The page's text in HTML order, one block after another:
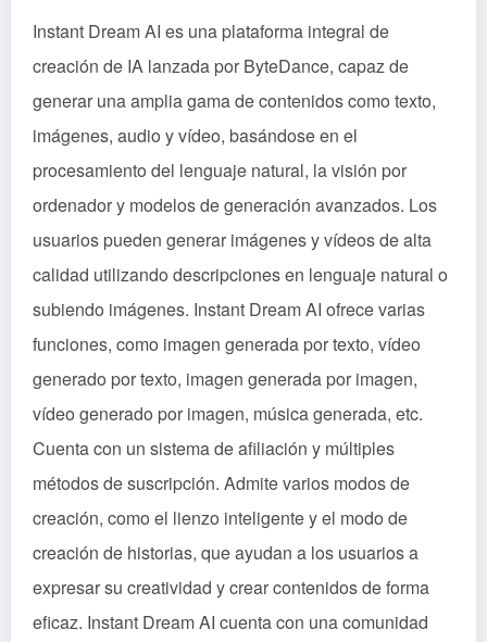
Instant Dream AI es una plataforma integral de
creación de IA lanzada por ByteDance, capaz de
generar una amplia gama de contenidos como texto,
imágenes, audio y vídeo, basándose en el
procesamiento del lenguaje natural, la visión por
ordenador y modelos de generación avanzados. Los
usuarios pueden generar imágenes y vídeos de alta
calidad utilizando descripciones en lenguaje natural o
subiendo imágenes. Instant Dream AI ofrece varias
funciones, como imagen generada por texto, vídeo
generado por texto, imagen generada por imagen,
vídeo generado por imagen, música generada, etc.
Cuenta con un sistema de afiliación y múltiples
métodos de suscripción. Admite varios modos de
creación, como el lienzo inteligente y el modo de
creación de historias, que ayudan a los usuarios a
expresar su creatividad y crear contenidos de forma
eficaz. Instant Dream AI cuenta con una comunidad